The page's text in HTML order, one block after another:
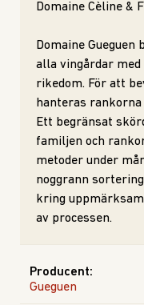
Domaine Cèline &
Domaine Gueguen
alla vingårdar
rikedom. För att
hanteras
Ett begränsat
familjen och
metoder under
noggrann
kring
av processen.
Producent:
Gueguen